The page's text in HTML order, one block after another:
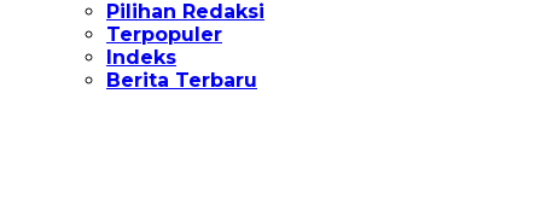
Pilihan Redaksi
Terpopuler
Indeks
Berita Terbaru